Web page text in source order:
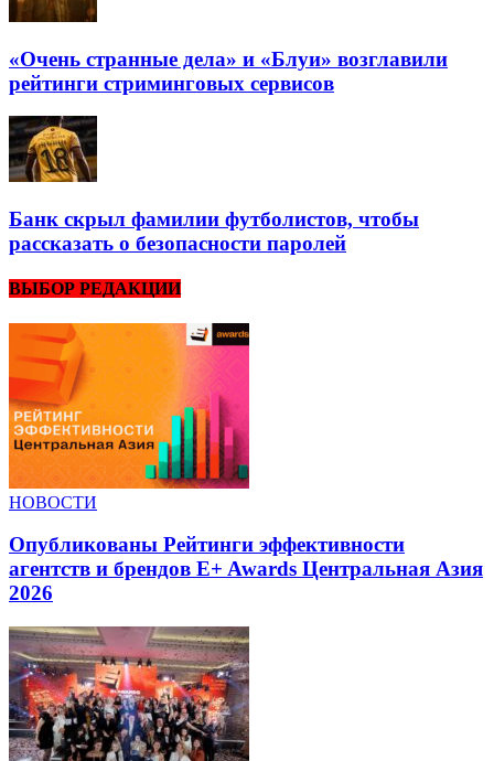
«Очень странные дела» и «Блуи» возглавили
рейтинги стриминговых сервисов
Банк скрыл фамилии футболистов, чтобы
рассказать о безопасности паролей
ВЫБОР РЕДАКЦИИ
НОВОСТИ
Опубликованы Рейтинги эффективности
агентств и брендов E+ Awards Центральная Азия
2026